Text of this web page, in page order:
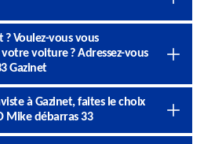
Voulez-vous vous
voiture ? Adressez-vous
Gazinet
à Gazinet, faites le choix
Mike débarras 33